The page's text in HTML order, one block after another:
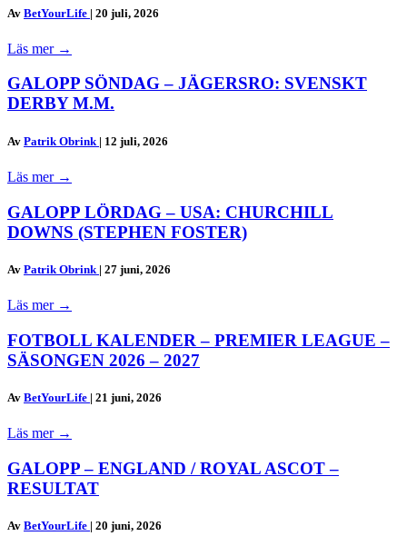
Av BetYourLife | 20 juli, 2026
Läs mer →
GALOPP SÖNDAG – JÄGERSRO: SVENSKT
DERBY M.M.
Av Patrik Obrink | 12 juli, 2026
Läs mer →
GALOPP LÖRDAG – USA: CHURCHILL
DOWNS (STEPHEN FOSTER)
Av Patrik Obrink | 27 juni, 2026
Läs mer →
FOTBOLL KALENDER – PREMIER LEAGUE –
SÄSONGEN 2026 – 2027
Av BetYourLife | 21 juni, 2026
Läs mer →
GALOPP – ENGLAND / ROYAL ASCOT –
RESULTAT
Av BetYourLife | 20 juni, 2026